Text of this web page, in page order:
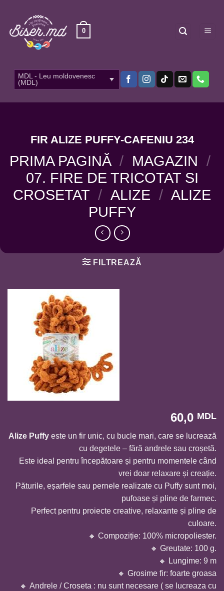
content
0
MDL - Leu moldovenesc
(MDL)
FIR ALIZE PUFFY-CAFENIU 234
PRIMA PAGINĂ / MAGAZIN /
07. FIRE DE TRICOTAT SI
CROSETAT / ALIZE / ALIZE
PUFFY
FILTREAZĂ
60,0 MDL
Alize Puffy este un fir unic, cu bucle mari, care se lucrează
cu degetele – fără andrele sau croșetă.
Este ideal pentru începătoare și pentru momentele când
vrei doar relaxare și creație.
Păturile, eșarfele sau pernele realizate cu Puffy sunt moi,
pufoase și pline de farmec.
Perfect pentru proiecte creative, relaxante și pline de
culoare.
🔸 Compoziție: 100% micropoliester.
🔸 Greutate: 100 g.
🔸 Lungime: 9 m
🔸 Grosime fir: foarte groasa
🔸 Andrele / Croseta : nu sunt necesare ( se lucreaza cu